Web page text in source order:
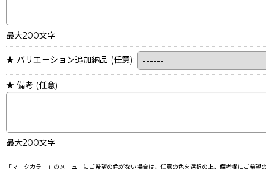
最大200文字
★ バリエーション追加納品 (任意):
★ 備考 (任意):
最大200文字
「マークカラー」のメニューにご希望の色がない場合は、任意の色を選択の上、備考欄にご希望